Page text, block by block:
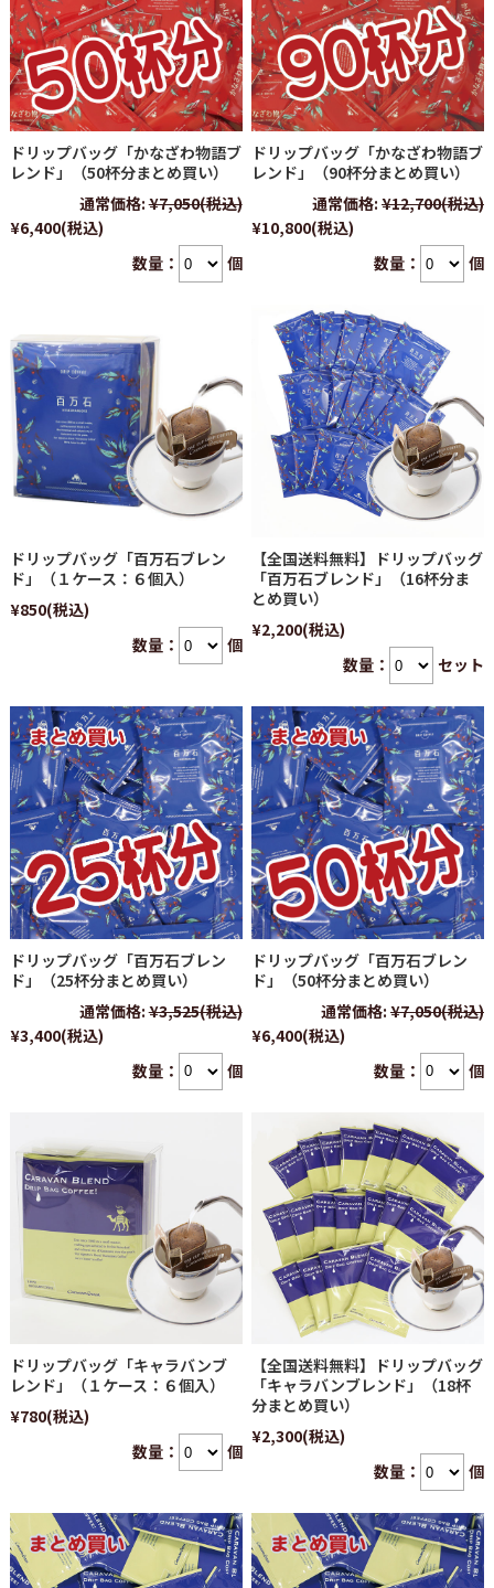
ドリップバッグ「かなざわ物語ブ
レンド」（50杯分まとめ買い）
通常価格:¥7,050(税込)
¥6,400(税込)
数量：
個
ドリップバッグ「かなざわ物語ブ
レンド」（90杯分まとめ買い）
通常価格: ¥12,700(税込)
¥10,800(税込)
数量：
個
ドリップバッグ「百万石ブレン
ド」（１ケース：６個入）
¥850(税込)
数量：
個
【全国送料無料】ドリップバッグ
「百万石ブレンド」（16杯分ま
とめ買い）
¥2,200(税込)
数量：
セット
ドリップバッグ「百万石ブレン
ド」（25杯分まとめ買い）
通常価格:¥3,525(税込)
¥3,400(税込)
数量：
個
ドリップバッグ「百万石ブレン
ド」（50杯分まとめ買い）
通常価格: ¥7,050(税込)
¥6,400(税込)
数量：
個
ドリップバッグ「キャラバンブ
レンド」（１ケース：６個入）
¥780(税込)
数量：
個
【全国送料無料】ドリップバッグ
「キャラバンブレンド」（18杯
分まとめ買い）
¥2,300(税込)
数量：
個